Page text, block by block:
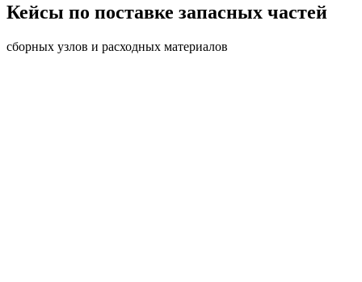
Кейсы по поставке запасных частей
сборных узлов и расходных материалов